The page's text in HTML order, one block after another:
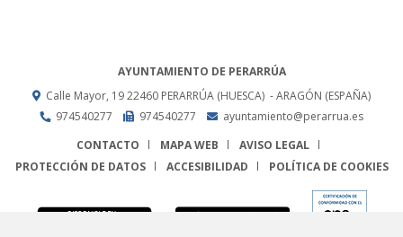
AYUNTAMIENTO DE PERARRÚA
Calle Mayor, 1922460 PERARRÚA (HUESCA) - ARAGÓN (ESPAÑA)
974540277
974540277
ayuntamiento@perarrua.es
CONTACTO
MAPA WEB
AVISO LEGAL
PROTECCIÓN DE DATOS
ACCESIBILIDAD POLÍTICA DE COOKIES